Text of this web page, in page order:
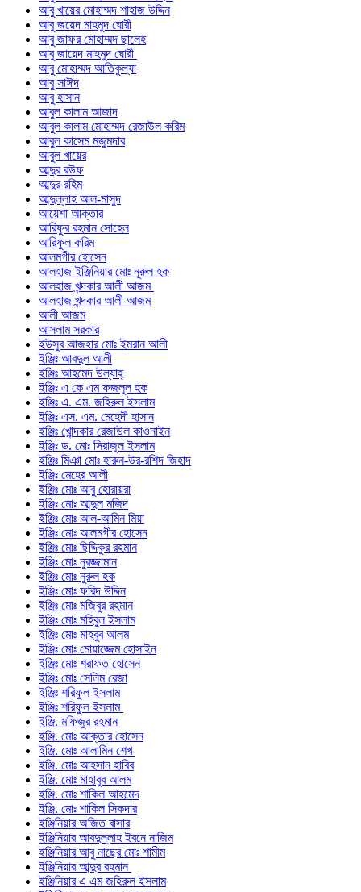
আবু খায়ের মোহাম্মদ শাহাজ উদ্দিন
আবু জয়েদ মাহমুদ ঘোরী
আবু জাফর মোহাম্মদ ছালেহ
আবু জায়েদ মাহমুদ ঘোরী
আবু মোহাম্মদ আতিকুল্যা
আবু সাঈদ
আবু হাসান
আবুল কালাম আজাদ
আবুল কালাম মোহাম্মদ রেজাউল করিম
আবুল কাসেম মজুমদার
আবুল খায়ের
আব্দুর রউফ
আব্দুর রহিম
আব্দুল্লাহ আল-মাসুদ
আয়েশা আক্তার
আরিফুর রহমান সোহেল
আরিফুল করিম
আলমগীর হোসেন
আলহাজ ইঞ্জিনিয়ার মোঃ নূরুল হক
আলহাজ খন্দকার আলী আজম
আলহাজ খন্দকার আলী আজম
আলী আজম
আসলাম সরকার
ইউসুব আজহার মোঃ ইমরান আলী
ইঞ্জিঃ আবদুল আলী
ইঞ্জিঃ আহমেদ উল্যাহ্
ইঞ্জিঃ এ কে এম ফজলুল হক
ইঞ্জিঃ এ. এম. জহিরুল ইসলাম
ইঞ্জিঃ এস. এম. মেহেদী হাসান
ইঞ্জিঃ খোন্দকার রেজাউল কাওনাইন
ইঞ্জিঃ ড. মোঃ সিরাজুল ইসলাম
ইঞ্জিঃ মিঞা মোঃ হারুন-উর-রশিদ জিহাদ
ইঞ্জিঃ মেহের আলী
ইঞ্জিঃ মোঃ আবু হোরায়রা
ইঞ্জিঃ মোঃ আব্দুল মজিদ
ইঞ্জিঃ মোঃ আল-আমিন মিয়া
ইঞ্জিঃ মোঃ আলমগীর হোসেন
ইঞ্জিঃ মোঃ ছিদ্দিকুর রহমান
ইঞ্জিঃ মোঃ নুরজ্জামান
ইঞ্জিঃ মোঃ নুরুল হক
ইঞ্জিঃ মোঃ ফরিদ উদ্দিন
ইঞ্জিঃ মোঃ মজিবুর রহমান
ইঞ্জিঃ মোঃ মহিবুল ইসলাম
ইঞ্জিঃ মোঃ মাহবুব আলম
ইঞ্জিঃ মোঃ মোয়াজ্জেম হোসাইন
ইঞ্জিঃ মোঃ শরাফত হোসেন
ইঞ্জিঃ মোঃ সেলিম রেজা
ইঞ্জিঃ শরিফুল ইসলাম
ইঞ্জিঃ শরিফুল ইসলাম
ইঞ্জি. মফিজুর রহমান
ইঞ্জি. মোঃ আক্তার হোসেন
ইঞ্জি. মোঃ আলামিন শেখ
ইঞ্জি. মোঃ আহসান হাবিব
ইঞ্জি. মোঃ মাহাবুব আলম
ইঞ্জি. মোঃ শাকিল আহমেদ
ইঞ্জি. মোঃ শাকিল সিকদার
ইঞ্জিনিয়ার অজিত বাসার
ইঞ্জিনিয়ার আবদুল্লাহ ইবনে নাজিম
ইঞ্জিনিয়ার আবু নাছের মোঃ শামীম
ইঞ্জিনিয়ার আব্দুর রহমান
ইঞ্জিনিয়ার এ এম জহিরুল ইসলাম